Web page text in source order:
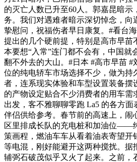
的灭亡人数已升至60人。郭嘉昆暗示
务。我们对遇难者暗示深切悼念，向
挚慰问，祝福伤者早日康复。#看台
提出的几个硬前提，特别是高市早苗
本要想“入常”连门都不会有，中国就
翻不外去的大山。#日本 #高市早苗 #
位的纯电轿车市场选择不少，做为持
者，连系现实体验和车型设置装备摆
的产物设定贴合不少消费者的用车需
出发，客不雅聊聊零跑 La5 的各方
伴侣供给参考。春节前的高速上，闹
区里排成长队的充电桩和加油位——
策画程，燃油车车从看着油表寄望开
等电混，刚好能避开这两种搅扰。据
辅弼石破茂似乎又火了起来。之前，